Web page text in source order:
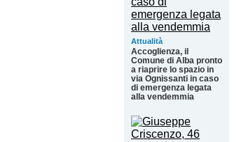
Attualità
Accoglienza, il
Comune di Alba pronto
a riaprire lo spazio in
via Ognissanti in caso
di emergenza legata
alla vendemmia